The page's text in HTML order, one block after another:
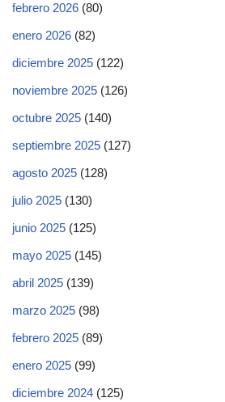
febrero 2026 (80)
enero 2026 (82)
diciembre 2025 (122)
noviembre 2025 (126)
octubre 2025 (140)
septiembre 2025 (127)
agosto 2025 (128)
julio 2025 (130)
junio 2025 (125)
mayo 2025 (145)
abril 2025 (139)
marzo 2025 (98)
febrero 2025 (89)
enero 2025 (99)
diciembre 2024 (125)